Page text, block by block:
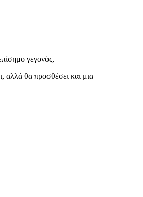
γεγονός,
αλλά θα προσθέσει και μια